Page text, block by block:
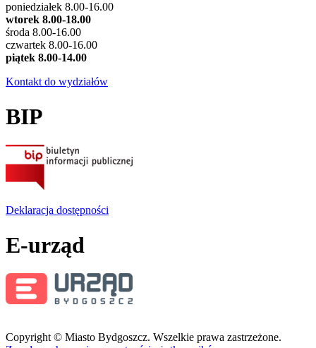
poniedziałek 8.00-16.00
wtorek 8.00-18.00
środa 8.00-16.00
czwartek 8.00-16.00
piątek 8.00-14.00
Kontakt do wydziałów
BIP
Deklaracja dostępności
E-urząd
Copyright © Miasto Bydgoszcz. Wszelkie prawa zastrzeżone.